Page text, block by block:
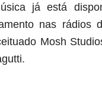
já está
nas rádios
Mosh